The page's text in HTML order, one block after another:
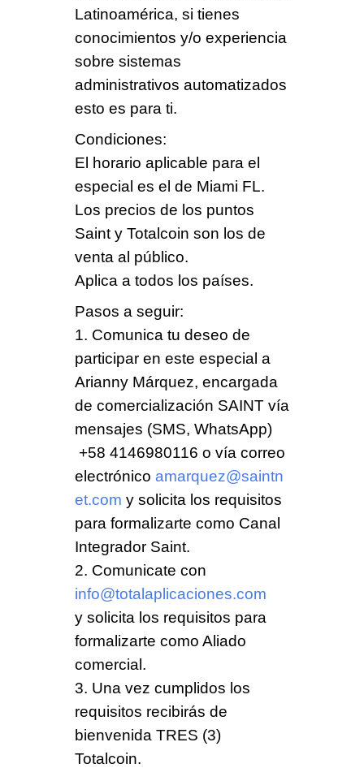
Latinoamérica, si tienes
conocimientos y/o experiencia
sobre sistemas
administrativos automatizados
esto es para ti.
Condiciones:
El horario aplicable para el
especial es el de Miami FL.
Los precios de los puntos
Saint y Totalcoin son los de
venta al público.
Aplica a todos los países.
Pasos a seguir:
1. Comunica tu deseo de
participar en este especial a
Arianny Márquez, encargada
de comercialización SAINT vía
mensajes (SMS, WhatsApp)
+58 4146980116 o vía correo
electrónico amarquez@saintn
et.com y solicita los requisitos
para formalizarte como Canal
Integrador Saint.
2. Comunicate con
info@totalaplicaciones.com
y solicita los requisitos para
formalizarte como Aliado
comercial.
3. Una vez cumplidos los
requisitos recibirás de
bienvenida TRES (3)
Totalcoin.